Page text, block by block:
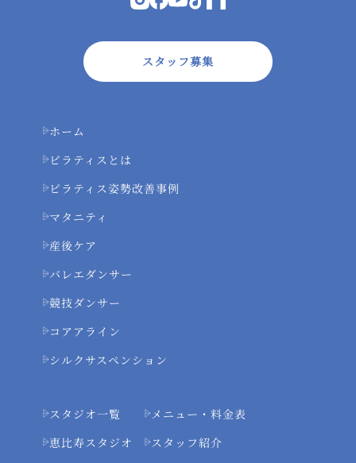
スタッフ募集
ホーム
ピラティスとは
ピラティス姿勢改善事例
マタニティ
産後ケア
バレエダンサー
競技ダンサー
コアアライン
シルクサスペンション
スタジオ一覧
恵比寿スタジオ
メニュー・料金表
スタッフ紹介